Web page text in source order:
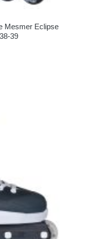
Mesmer Eclipse
39